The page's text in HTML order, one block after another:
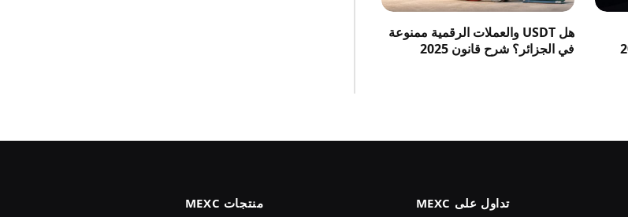
هل USDT والعملات الرقمية ممنوعة
في الجزائر؟ شرح قانون 2025
تداول على MEXC منتجات MEXC